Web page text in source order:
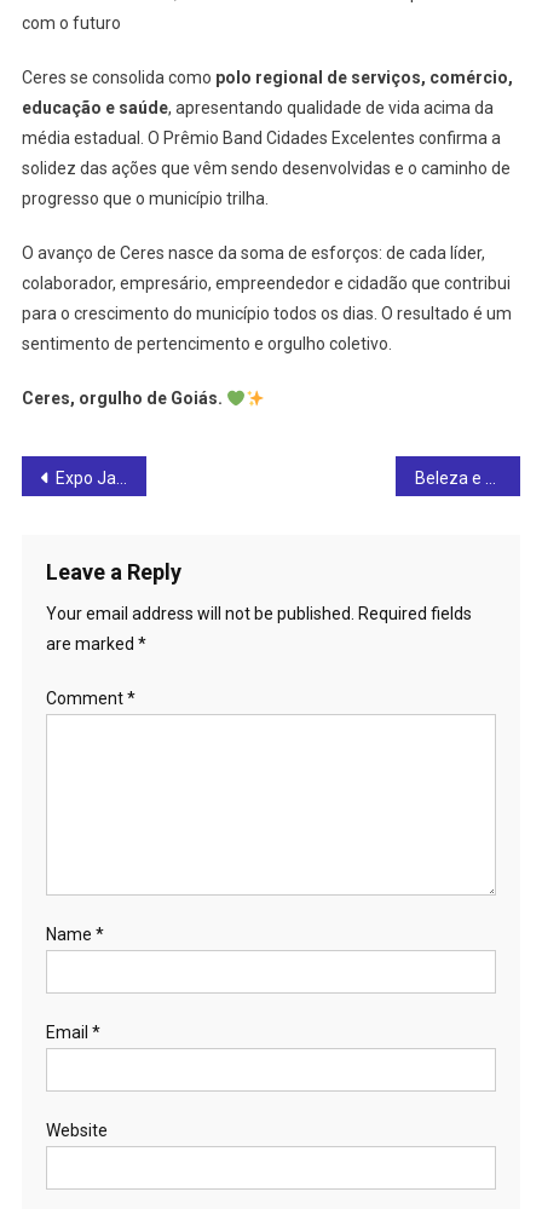
com o futuro
Ceres se consolida como polo regional de serviços, comércio,
educação e saúde, apresentando qualidade de vida acima da
média estadual. O Prêmio Band Cidades Excelentes confirma a
solidez das ações que vêm sendo desenvolvidas e o caminho de
progresso que o município trilha.
O avanço de Ceres nasce da soma de esforços: de cada líder,
colaborador, empresário, empreendedor e cidadão que contribui
para o crescimento do município todos os dias. O resultado é um
sentimento de pertencimento e orgulho coletivo.
Ceres, orgulho de Goiás.
Post
Expo Jaraguá 2025 promete impulsionar a economia e reunir os grandes nomes do empreendedorismo goiano: confira Beleza e representatividade: Concurso Garota Expo Jaraguá já está em votação
Leave a Reply
Your email address will not be published. Required fields
are marked *
Comment*
Name *
Email *
Website